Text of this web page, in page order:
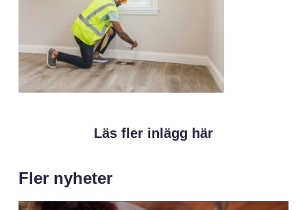
Läs fler inlägg här
Fler nyheter